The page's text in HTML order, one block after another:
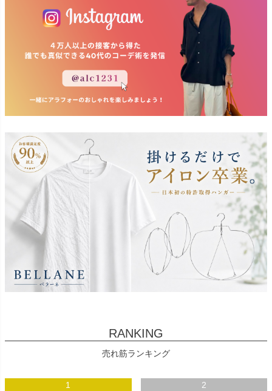
RANKING
売れ筋ランキング
1 2